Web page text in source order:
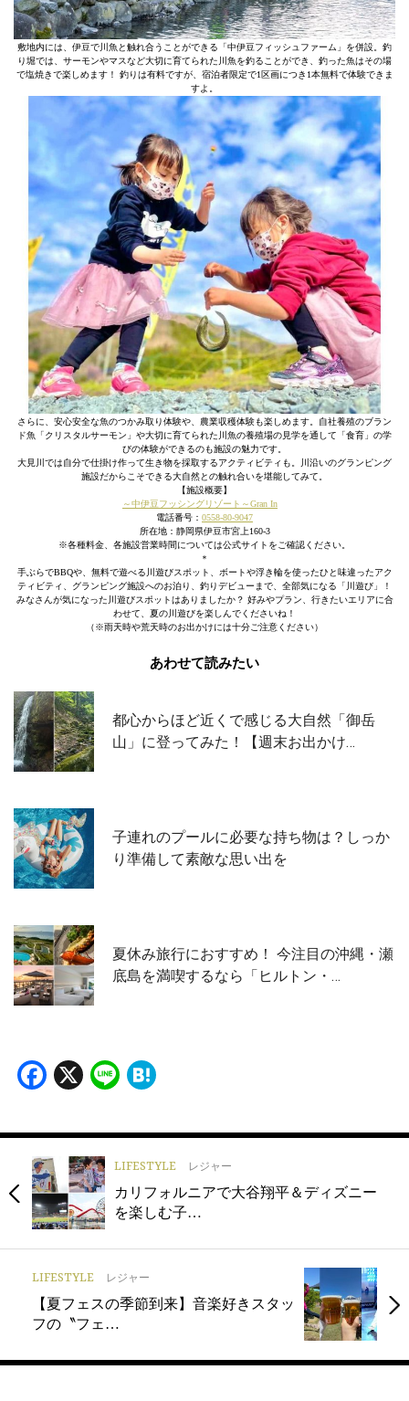
敷地内には、伊豆で川魚と触れ合うことができる「中伊豆フィッシュファーム」を併設。釣
り堀では、サーモンやマスなど大切に育てられた川魚を釣ることができ、釣った魚はその場
で塩焼きで楽しめます！ 釣りは有料ですが、宿泊者限定で1区画につき1本無料で体験できま
すよ。
さらに、安心安全な魚のつかみ取り体験や、農業収穫体験も楽しめます。自社養殖のブラン
ド魚「クリスタルサーモン」や大切に育てられた川魚の養殖場の見学を通して「食育」の学
びの体験ができるのも施設の魅力です。
大見川では自分で仕掛け作って生き物を採取するアクティビティも。川沿いのグランピング
施設だからこそできる大自然との触れ合いを堪能してみて。
【施設概要】
～中伊豆フッシングリゾート～Gran In
電話番号： 0558-80-9047
所在地：静岡県伊豆市宮上160-3
※各種料金、各施設営業時間については公式サイトをご確認ください。
＊
手ぶらでBBQや、無料で遊べる川遊びスポット、ボートや浮き輪を使ったひと味違ったアク
ティビティ、グランピング施設へのお泊り、釣りデビューまで、全部気になる「川遊び」！
みなさんが気になった川遊びスポットはありましたか？ 好みやプラン、行きたいエリアに合
わせて、夏の川遊びを楽しんでくださいね！
（※雨天時や荒天時のお出かけには十分ご注意ください）
あわせて読みたい
都心からほど近くで感じる大自然「御岳
山」に登ってみた！【週末お出かけ…
子連れのプールに必要な持ち物は？しっか
り準備して素敵な思い出を
夏休み旅行におすすめ！ 今注目の沖縄・瀬
底島を満喫するなら「ヒルトン・…
Facebook
X Line
LIFESTYLE レジャー
カリフォルニアで大谷翔平＆ディズニー
を楽しむ子…
LIFESTYLE レジャー
【夏フェスの季節到来】音楽好きスタッ
フの〝フェ…